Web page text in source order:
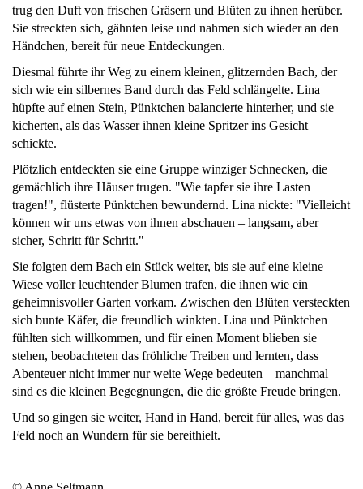
trug den Duft von frischen Gräsern und Blüten zu ihnen herüber.
Sie streckten sich, gähnten leise und nahmen sich wieder an den
Händchen, bereit für neue Entdeckungen.
Diesmal führte ihr Weg zu einem kleinen, glitzernden Bach, der
sich wie ein silbernes Band durch das Feld schlängelte. Lina
hüpfte auf einen Stein, Pünktchen balancierte hinterher, und sie
kicherten, als das Wasser ihnen kleine Spritzer ins Gesicht
schickte.
Plötzlich entdeckten sie eine Gruppe winziger Schnecken, die
gemächlich ihre Häuser trugen. "Wie tapfer sie ihre Lasten
tragen!", flüsterte Pünktchen bewundernd. Lina nickte: "Vielleicht
können wir uns etwas von ihnen abschauen – langsam, aber
sicher, Schritt für Schritt."
Sie folgten dem Bach ein Stück weiter, bis sie auf eine kleine
Wiese voller leuchtender Blumen trafen, die ihnen wie ein
geheimnisvoller Garten vorkam. Zwischen den Blüten versteckten
sich bunte Käfer, die freundlich winkten. Lina und Pünktchen
fühlten sich willkommen, und für einen Moment blieben sie
stehen, beobachteten das fröhliche Treiben und lernten, dass
Abenteuer nicht immer nur weite Wege bedeuten – manchmal
sind es die kleinen Begegnungen, die die größte Freude bringen.
Und so gingen sie weiter, Hand in Hand, bereit für alles, was das
Feld noch an Wundern für sie bereithielt.